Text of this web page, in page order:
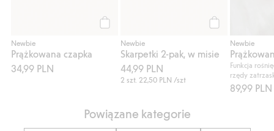
Newbie
Prążkowana czapka
34,99 PLN
Newbie
Skarpetki 2-pak, w misie
44,99 PLN
2 szt.22,50 PLN /szt
Newbie
Funkcja
rzędy
89,99 PLN
Powiązane kategorie